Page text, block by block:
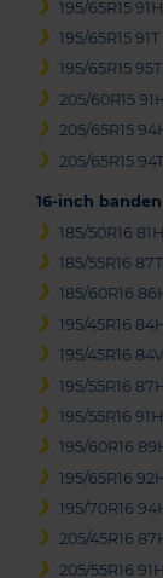
195/65R15 91H
195/65R15 91T
195/65R15
205/60R15
205/65R15
205/65R15 94T
16-inch banden
185/50R16 81H
185/55R16
185/60R16
195/45R16
195/45R16
195/55R16
195/55R16
195/60R16
195/65R16
195/70R16
205/45R16
205/55R16 91H